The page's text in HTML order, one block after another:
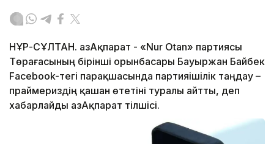
НҰР-СҰЛТАН. ҚазАқпарат - «Nur Otan» партиясы
Төрағасының бірінші орынбасары Бауыржан Байбек
Facebook-тегі парақшасында партияішілік таңдау –
праймериздің қашан өтетіні туралы айтты, деп
хабарлайды ҚазАқпарат тілшісі.